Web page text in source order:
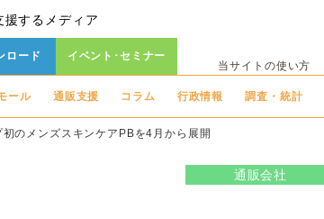
援するメディア
ロード イベント･セミナー
当サイトの使い方
ール 通販支援 コラム 行政情報 調査・統計
のメンズスキンケアPBを4月から展開
通販会社